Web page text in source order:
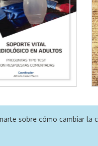
sobre cómo cambiar la